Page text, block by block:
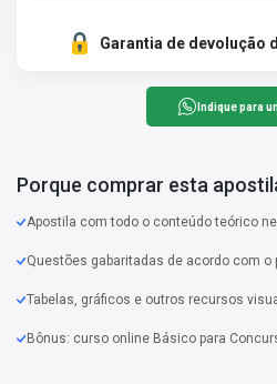
Garantia de devolução
Indique para
Porque comprar esta
Apostila com todo o conteúdo teórico
Questões gabaritadas de acordo com o
Tabelas, gráficos e outros recursos
Bônus: curso online Básico para